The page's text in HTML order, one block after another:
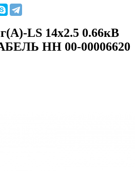
LS 14х2.5 0.66кВ
НН 00-00006620